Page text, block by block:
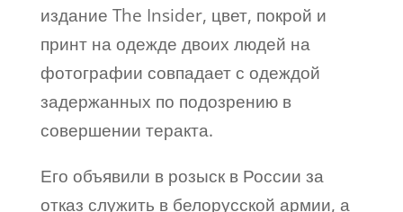
издание The Insider, цвет, покрой и
принт на одежде двоих людей на
фотографии совпадает с одеждой
задержанных по подозрению в
совершении теракта.
Его объявили в розыск в России за
отказ служить в белорусской армии, а